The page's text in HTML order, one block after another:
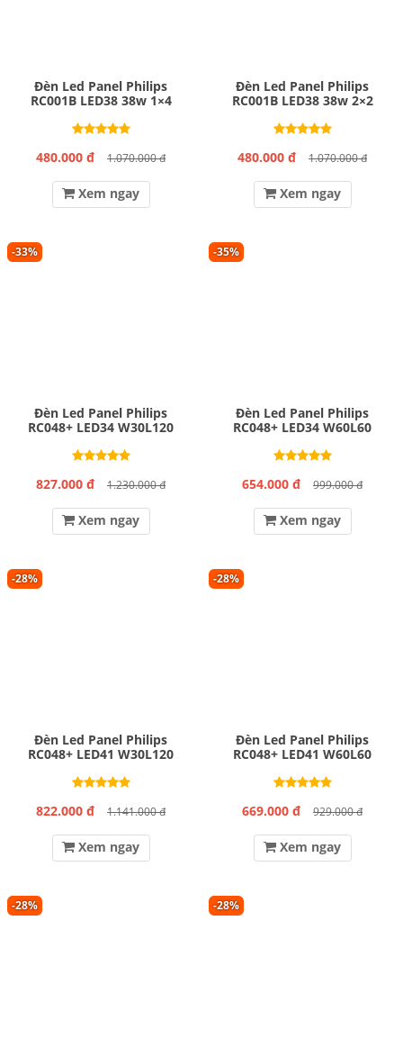
Đèn Led Panel Philips
RC001B LED38 38w 1×4
480.000 đ 1.070.000 đ
Xem ngay
Đèn Led Panel Philips
RC001B LED38 38w 2×2
480.000 đ 1.070.000 đ
Xem ngay
-33%
Đèn Led Panel Philips
RC048+ LED34 W30L120
827.000 đ 1.230.000 đ
Xem ngay
-35%
Đèn Led Panel Philips
RC048+ LED34 W60L60
654.000 đ 999.000 đ
Xem ngay
-28%
Đèn Led Panel Philips
RC048+ LED41 W30L120
822.000 đ 1.141.000 đ
Xem ngay
-28%
Đèn Led Panel Philips
RC048+ LED41 W60L60
669.000 đ 929.000 đ
Xem ngay
-28% -28%